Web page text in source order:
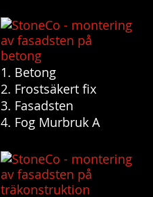
1. Betong
2. Frostsäkert fix
3. Fasadsten
4. Fog Murbruk A